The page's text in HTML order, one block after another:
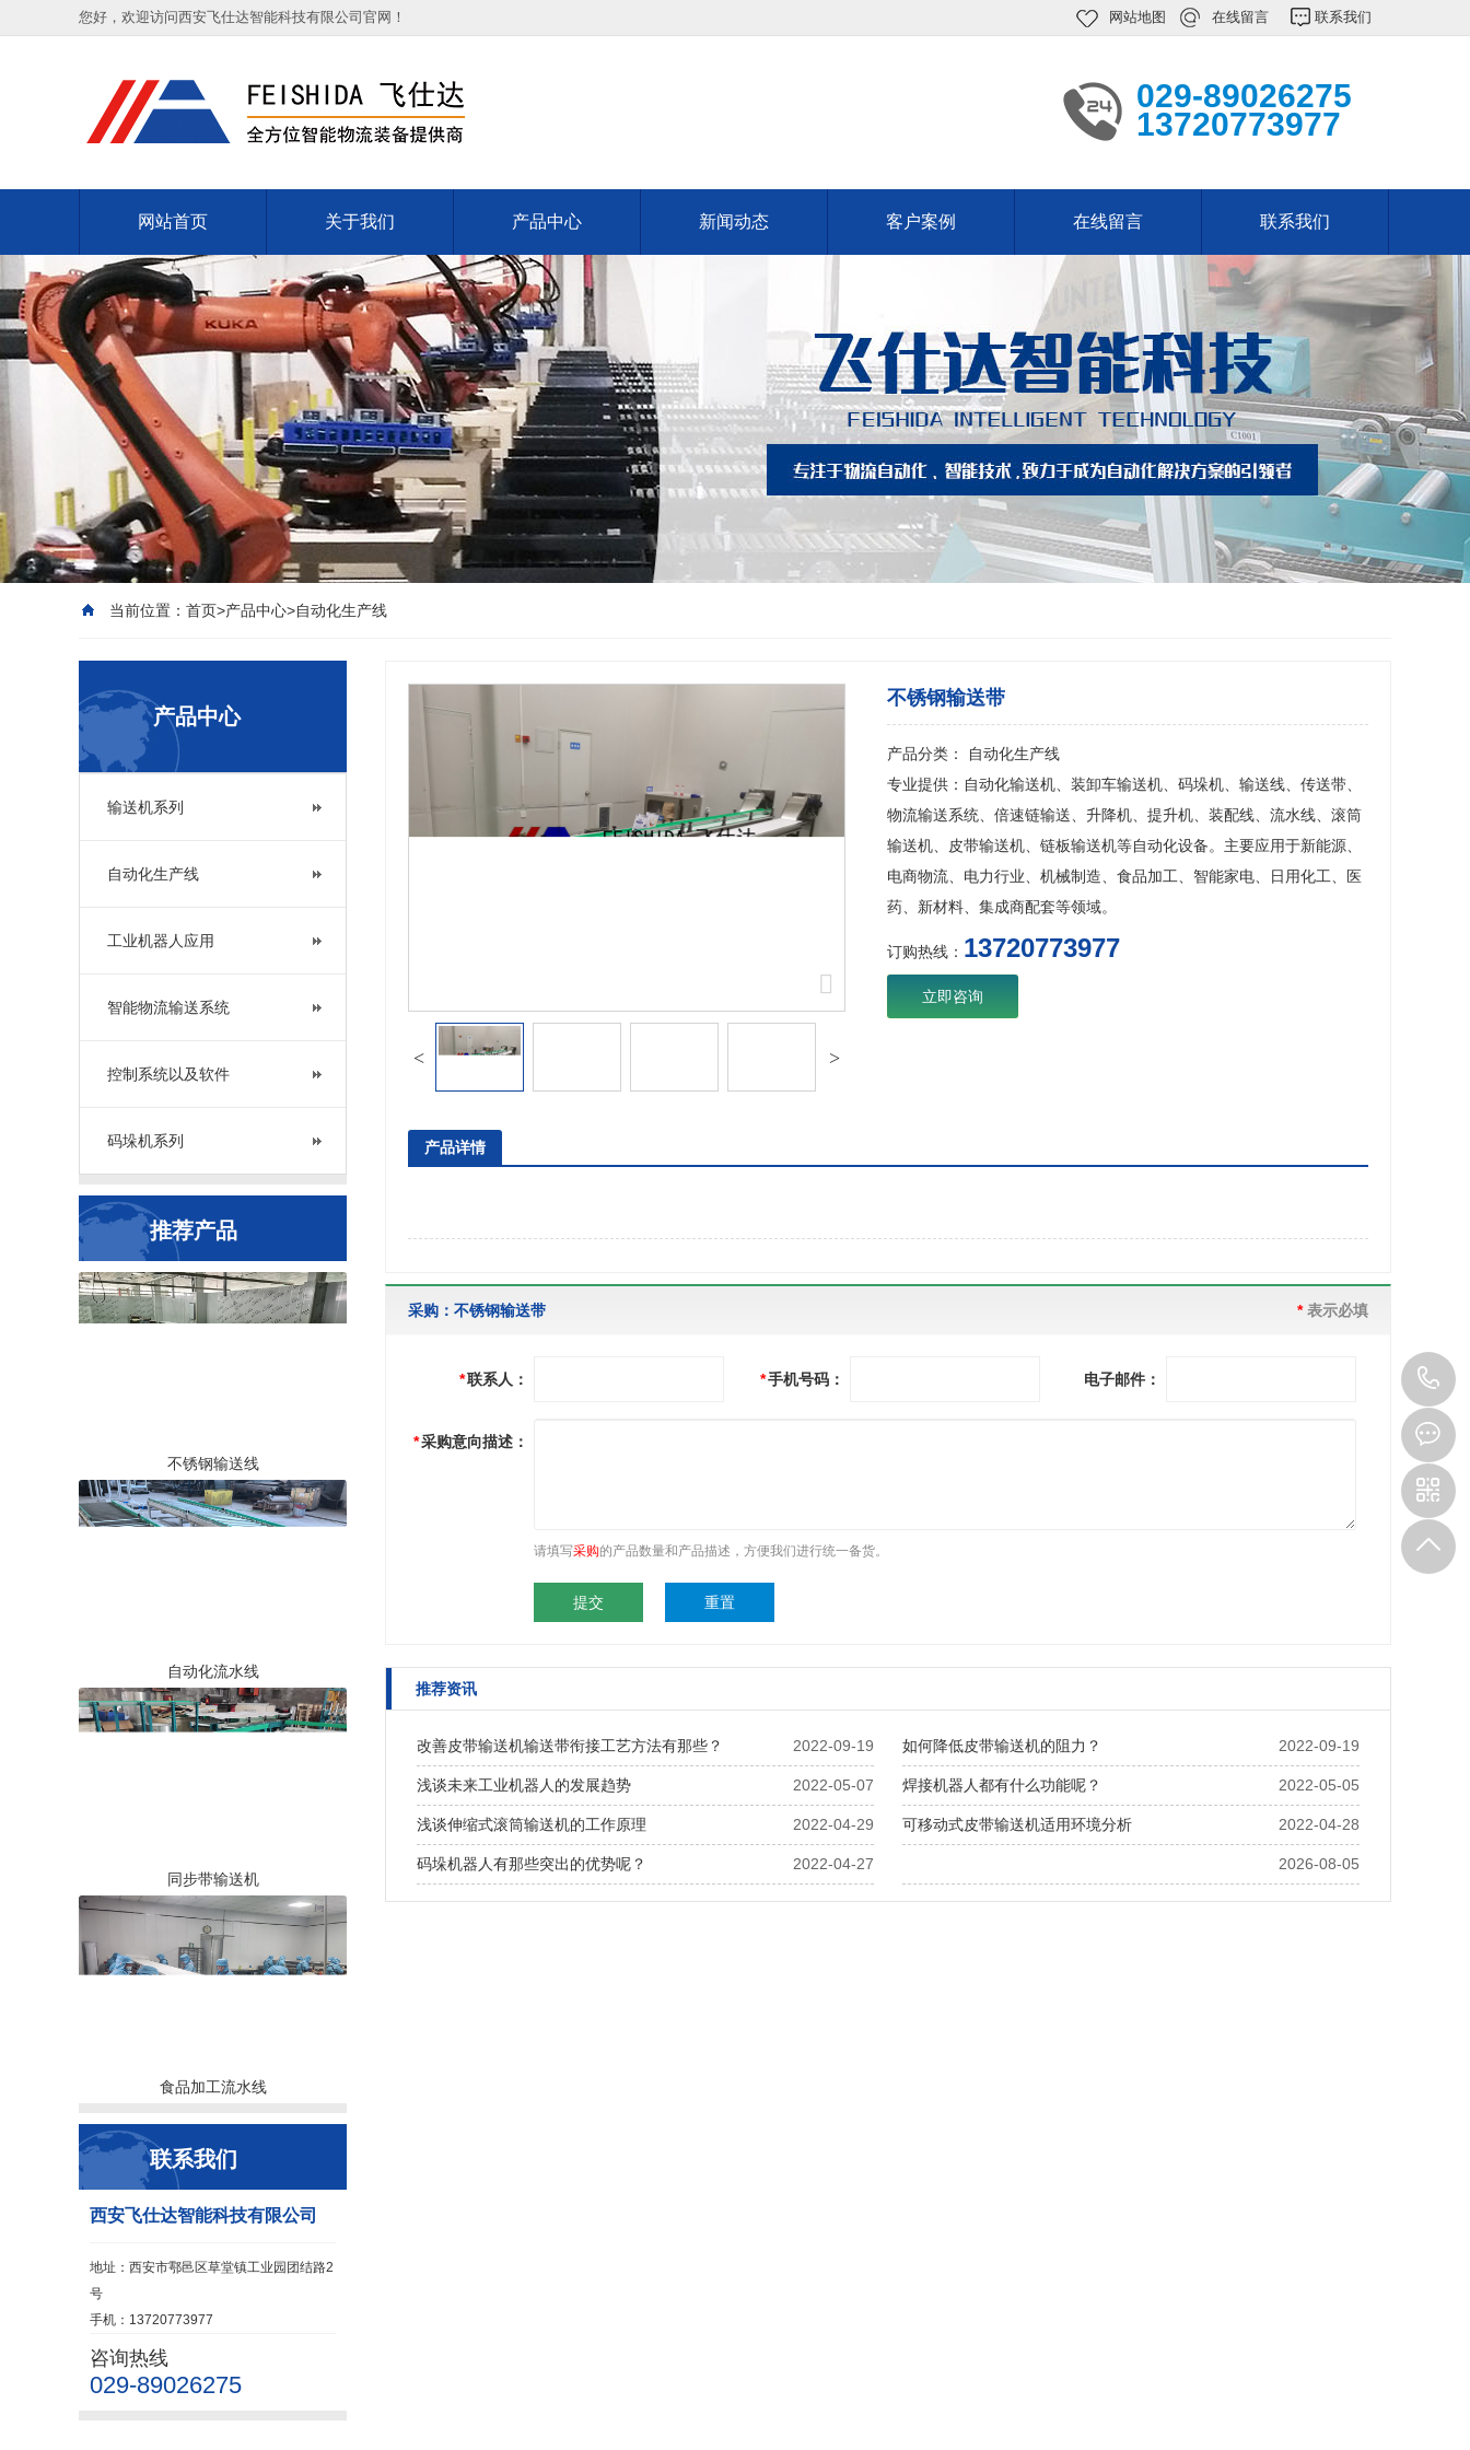
您好，欢迎访问西安飞仕达智能科技有限公司官网！ 网站地图 在线留言 联系我们
029-89026275
13720773977
网站首页 关于我们 产品中心 新闻动态 客户案例 在线留言 联系我们
当前位置： 首页>产品中心>自动化生产线
产品中心
输送机系列
自动化生产线
工业机器人应用
智能物流输送系统
控制系统以及软件
码垛机系列
推荐产品
不锈钢输送线
自动化流水线
同步带输送机
食品加工流水线
联系我们
西安飞仕达智能科技有限公司
地址：西安市鄠邑区草堂镇工业园团结路2
号
手机：13720773977
咨询热线
029-89026275
不锈钢输送带
产品分类： 自动化生产线
专业提供：自动化输送机、装卸车输送机、码垛机、输送线、传送带、
物流输送系统、倍速链输送、升降机、提升机、装配线、流水线、滚筒
输送机、皮带输送机、链板输送机等自动化设备。主要应用于新能源、
电商物流、电力行业、机械制造、食品加工、智能家电、日用化工、医
药、新材料、集成商配套等领域。
订购热线： 13720773977
立即咨询
产品详情
采购：不锈钢输送带 *表示必填
*联系人： *手机号码： 电子邮件：
*采购意向描述：
请填写采购的产品数量和产品描述，方便我们进行统一备货。
推荐资讯
2022-09-19
改善皮带输送机输送带衔接工艺方法有那些？ 2022-09-19
如何降低皮带输送机的阻力？
2022-05-07
浅谈未来工业机器人的发展趋势 2022-05-05
焊接机器人都有什么功能呢？
2022-04-29
浅谈伸缩式滚筒输送机的工作原理 2022-04-28
可移动式皮带输送机适用环境分析
2022-04-27
码垛机器人有那些突出的优势呢？ 2026-08-05
辊道输送机嵌套称重模块的技术可行性：精度、承重与成本的三角